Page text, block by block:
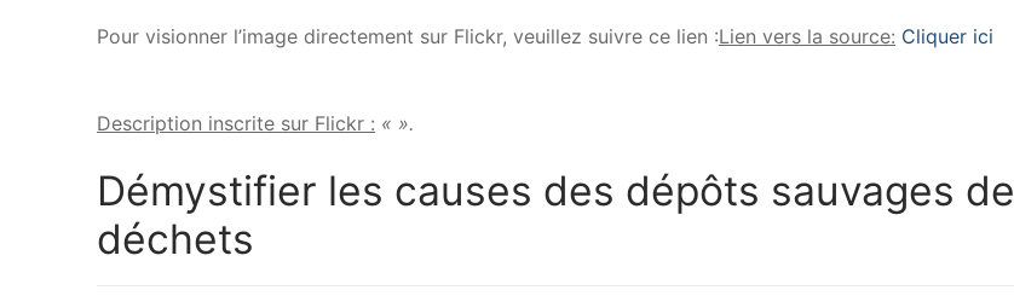
Pour visionner l’image directement sur Flickr, veuillez suivre ce lien :Lien vers la source: Cliquer ici
Description inscrite sur Flickr : « ».
Démystifier les causes des dépôts sauvages de
déchets